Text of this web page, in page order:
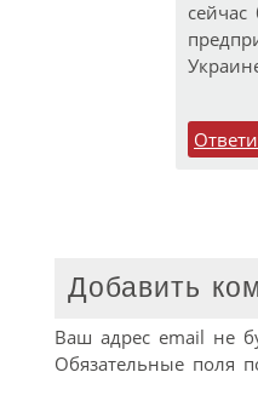
Добавить
Ваш адрес email не
Обязательные поля